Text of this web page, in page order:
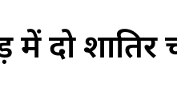
दो शातिर